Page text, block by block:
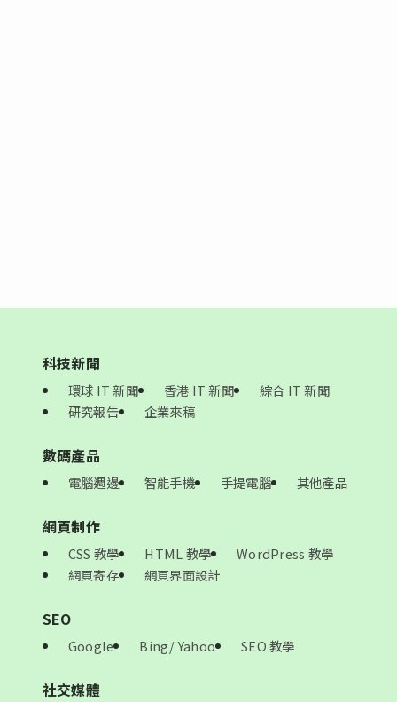
科技新聞
環球 IT 新聞 香港 IT 新聞
綜合 IT 新聞
研究報告
企業來稿
數碼產品
電腦週邊 智能手機 手提電腦 其他產品
網頁制作
CSS 教學 HTML 教學
WordPress 教學
網頁寄存
網頁界面設計
SEO
Google Bing/ Yahoo SEO 教學
社交媒體